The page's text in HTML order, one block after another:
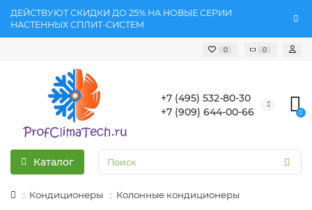
ДЕЙСТВУЮТ СКИДКИ ДО 25% НА НОВЫЕ СЕРИИ
НАСТЕННЫХ СПЛИТ-СИСТЕМ
0 0
+7 (495) 532-80-30
+7 (909) 644-00-66
0
Каталог
Кондиционеры Колонные кондиционеры